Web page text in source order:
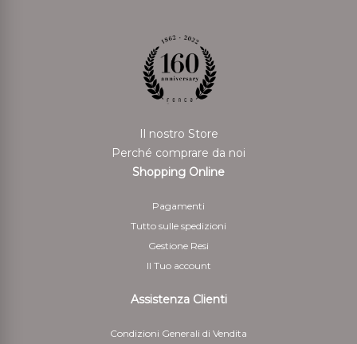
Il nostro Store
Perché comprare da noi
Shopping Online
Pagamenti
Tutto sulle spedizioni
Gestione Resi
Il Tuo account
Assistenza Clienti
Condizioni Generali di Vendita